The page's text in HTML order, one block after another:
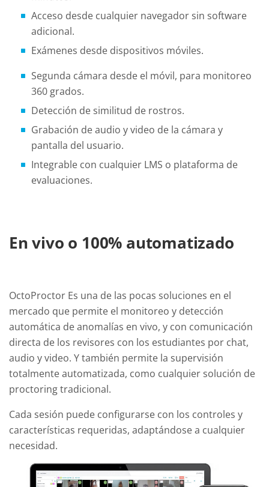
Acceso desde cualquier navegador sin software
adicional.
Exámenes desde dispositivos móviles.
Segunda cámara desde el móvil, para monitoreo
360 grados.
Detección de similitud de rostros.
Grabación de audio y video de la cámara y
pantalla del usuario.
Integrable con cualquier LMS o plataforma de
evaluaciones.
En vivo o 100% automatizado
OctoProctor Es una de las pocas soluciones en el
mercado que permite el monitoreo y detección
automática de anomalías en vivo, y con comunicación
directa de los revisores con los estudiantes por chat,
audio y video. Y también permite la supervisión
totalmente automatizada, como cualquier solución de
proctoring tradicional.
Cada sesión puede configurarse con los controles y
características requeridas, adaptándose a cualquier
necesidad.